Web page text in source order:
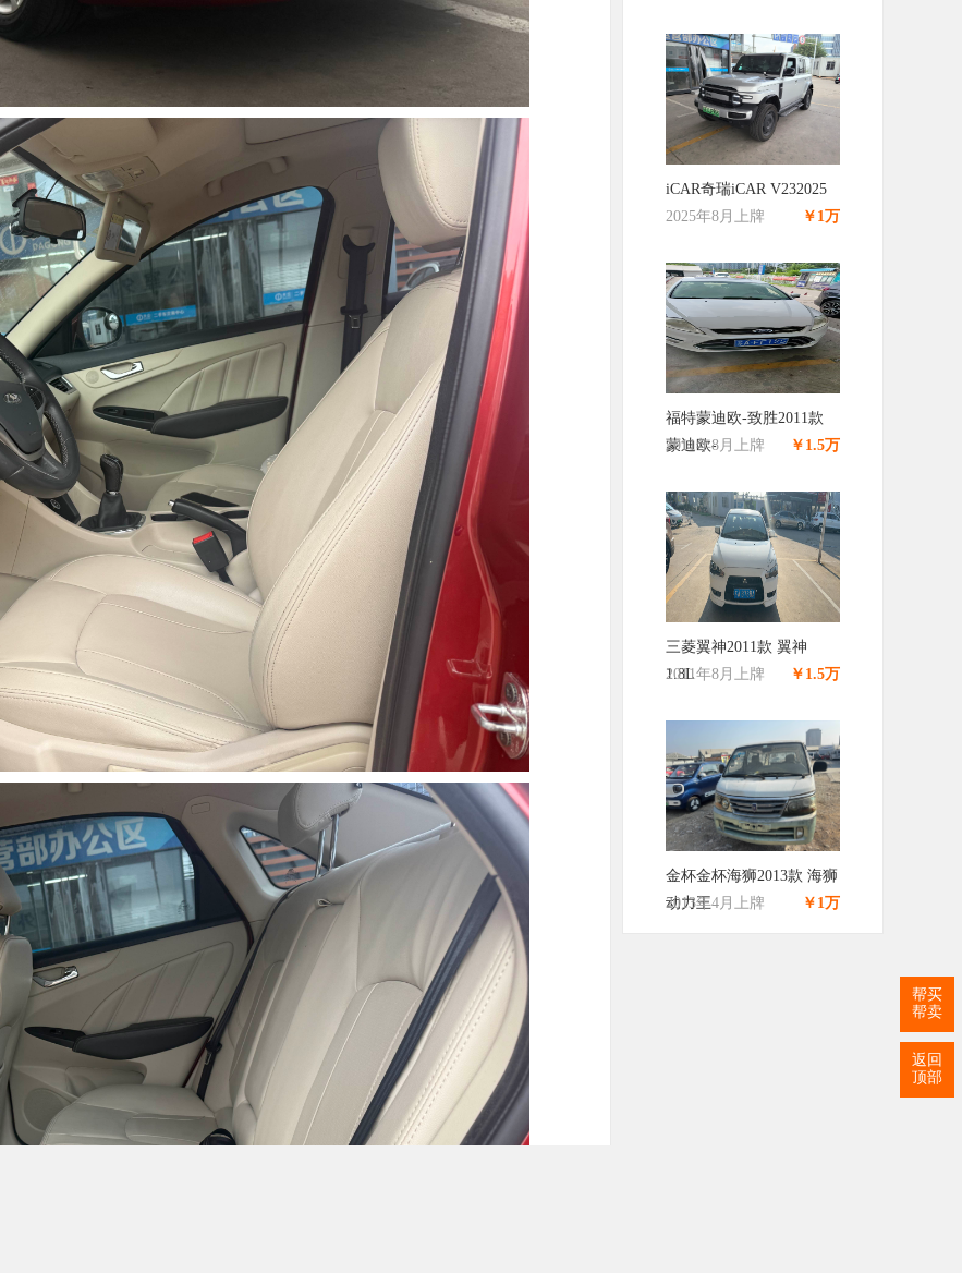
iCAR奇瑞iCAR V232025
￥1万
2025年8月上牌
福特蒙迪欧-致胜2011款
蒙迪欧-
￥1.5万
2011年8月上牌
三菱翼神2011款 翼神
1.8L
￥1.5万
2011年8月上牌
金杯金杯海狮2013款 海狮
动力王
￥1万
2013年4月上牌
帮买
帮卖
返回
顶部